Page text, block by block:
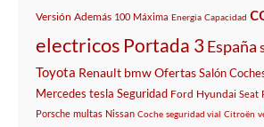
Versión Además 100 Máxima Energia Capacidad
electricos Portada 3España
Toyota Renault bmwOfertasSalón
Mercedes tesla Seguridad Ford Hyundai Seat
Porsche multas Nissan Coche seguridad vial Citroën